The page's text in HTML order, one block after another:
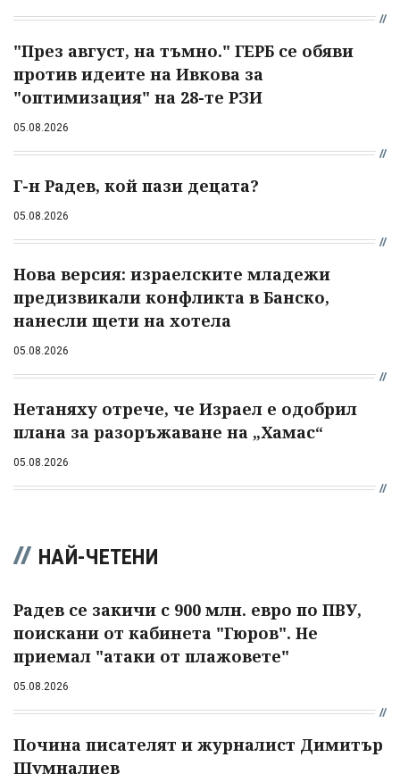
"През август, на тъмно." ГЕРБ се обяви
против идеите на Ивкова за
"оптимизация" на 28-те РЗИ
05.08.2026
Г-н Радев, кой пази децата?
05.08.2026
Нова версия: израелските младежи
предизвикали конфликта в Банско,
нанесли щети на хотела
05.08.2026
Нетаняху отрече, че Израел е одобрил
плана за разоръжаване на „Хамас“
05.08.2026
НАЙ-ЧЕТЕНИ
Радев се закичи с 900 млн. евро по ПВУ,
поискани от кабинета "Гюров". Не
приемал "атаки от плажовете"
05.08.2026
Почина писателят и журналист Димитър
Шумналиев